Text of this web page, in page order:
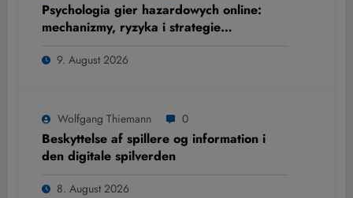
Psychologia gier hazardowych online:
mechanizmy, ryzyka i strategie
9. August 2026
Wolfgang Thiemann 0
Beskyttelse af spillere og information i
den digitale spilverden
8. August 2026